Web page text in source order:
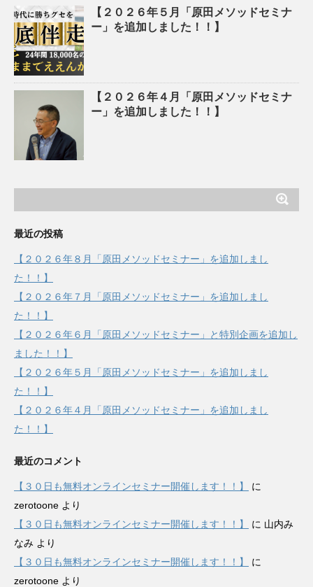
【２０２６年５月「原田メソッドセミナ
ー」を追加しました！！】
【２０２６年４月「原田メソッドセミナ
ー」を追加しました！！】
最近の投稿
【２０２６年８月「原田メソッドセミナー」を追加しまし
た！！】
【２０２６年７月「原田メソッドセミナー」を追加しまし
た！！】
【２０２６年６月「原田メソッドセミナー」と特別企画を追加し
ました！！】
【２０２６年５月「原田メソッドセミナー」を追加しまし
た！！】
【２０２６年４月「原田メソッドセミナー」を追加しまし
た！！】
最近のコメント
【３０日も無料オンラインセミナー開催します！！】
に
zerotoone より
【３０日も無料オンラインセミナー開催します！！】
に 山内み
なみ より
【３０日も無料オンラインセミナー開催します！！】
に
zerotoone より